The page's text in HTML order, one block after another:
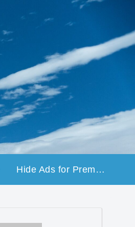
Hide Ads for Premium Members